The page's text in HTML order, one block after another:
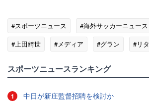
#スポーツニュース #海外サッカーニュース
#上田綺世
#メディア #グラン
#リタ
スポーツニュースランキング
1 中日が新庄監督招聘を検討か